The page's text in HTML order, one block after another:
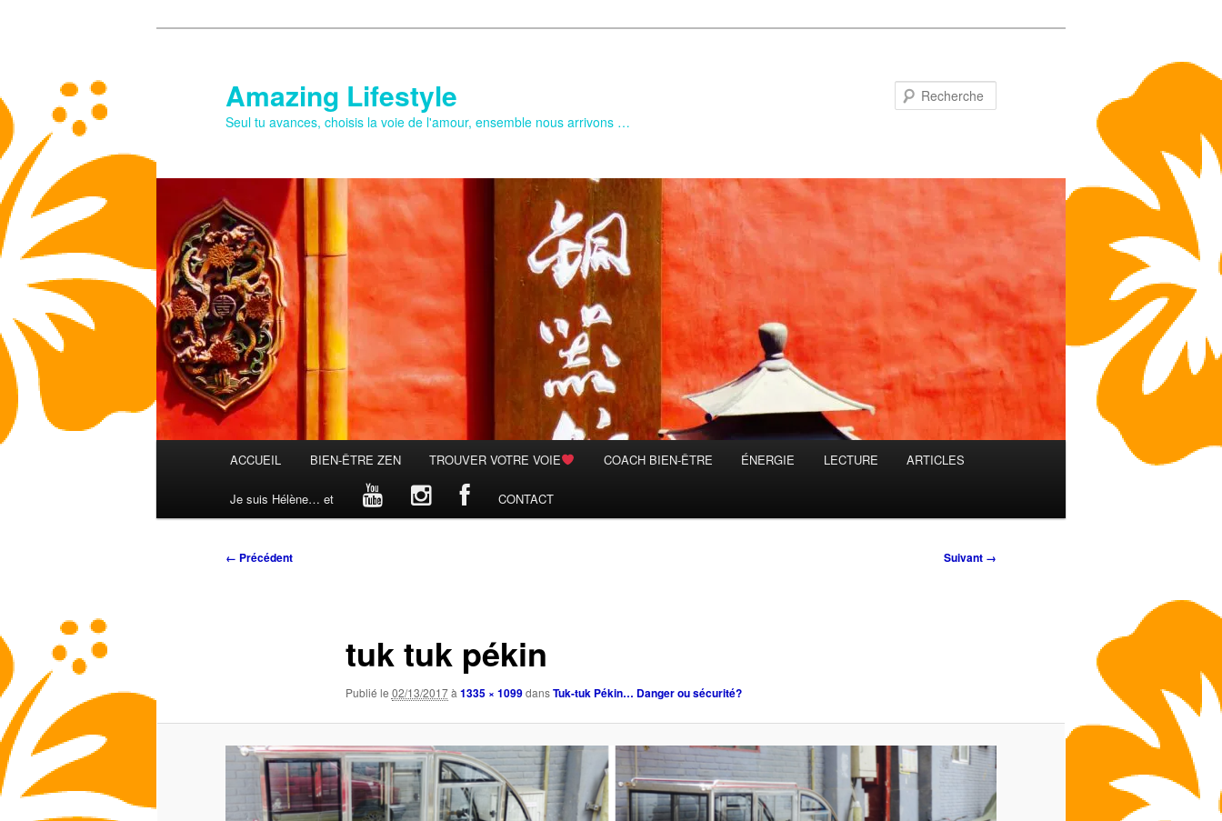
contenu
principal
Amazing Lifestyle
Seul tu avances, choisis la voie de l'amour, ensemble nous arrivons …
ACCUEIL BIEN-ÊTRE ZEN TROUVER VOTRE VOIE COACH BIEN-ÊTRE ÉNERGIE LECTURE ARTICLES
Je suis Hélène… et CONTACT
Navigation
← Précédent Suivant →
tuk tuk pékin
Publié le 02/13/2017à 1335 × 1099dansTuk-tuk Pékin… Danger ou sécurité?